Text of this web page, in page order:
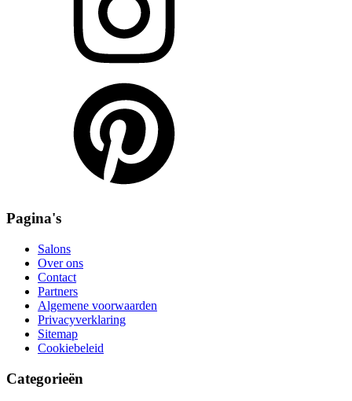
Pagina's
Salons
Over ons
Contact
Partners
Algemene voorwaarden
Privacyverklaring
Sitemap
Cookiebeleid
Categorieën